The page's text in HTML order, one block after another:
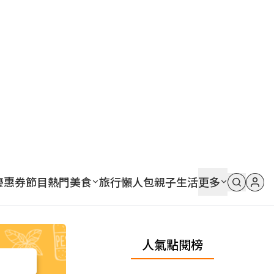
惠券節目熱門美食 旅行懶人包親子生活更多
人氣點閱榜